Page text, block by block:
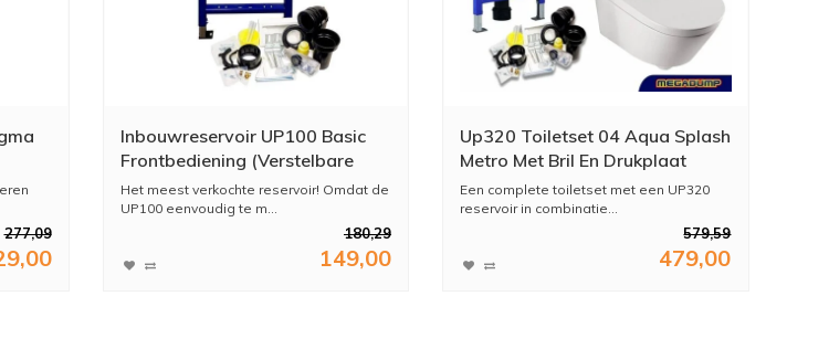
277,09
Inbouwreservoir UP100 Basic
Frontbediening (Verstelbare
hoogte/diepte)
Het meest verkochte reservoir! Omdat de
UP100 eenvoudig te m...
180,29
149,00
Up320 Toiletset 04 Aqua Splash
Metro Met Bril En Drukplaat
Een complete toiletset met een UP320
reservoir in combinatie...
579,59
479,00